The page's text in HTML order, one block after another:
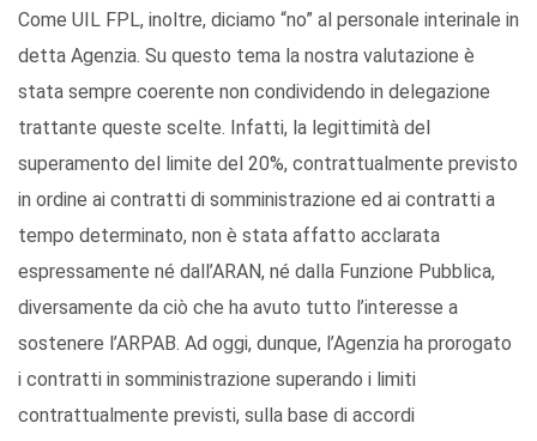
Come UIL FPL, inoltre, diciamo “no” al personale interinale in
detta Agenzia. Su questo tema la nostra valutazione è
stata sempre coerente non condividendo in delegazione
trattante queste scelte. Infatti, la legittimità del
superamento del limite del 20%, contrattualmente previsto
in ordine ai contratti di somministrazione ed ai contratti a
tempo determinato, non è stata affatto acclarata
espressamente né dall’ARAN, né dalla Funzione Pubblica,
diversamente da ciò che ha avuto tutto l’interesse a
sostenere l’ARPAB. Ad oggi, dunque, l’Agenzia ha prorogato
i contratti in somministrazione superando i limiti
contrattualmente previsti, sulla base di accordi